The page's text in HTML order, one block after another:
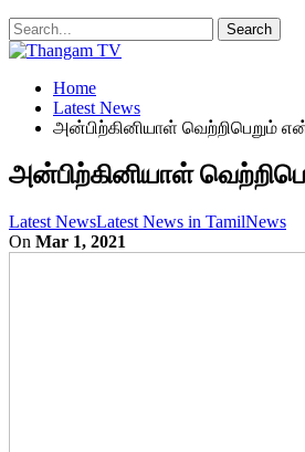
Home
Latest News
அன்பிற்கினியாள் வெற்றிபெறும்
அன்பிற்கினியாள்
Latest NewsLatest News in TamilNews
On Mar 1, 2021